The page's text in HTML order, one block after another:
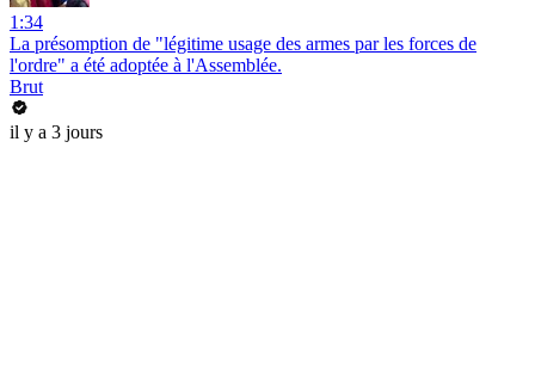
1:34
La présomption de "légitime usage des armes par les forces de
l'ordre" a été adoptée à l'Assemblée.
Brut
il y a 3 jours